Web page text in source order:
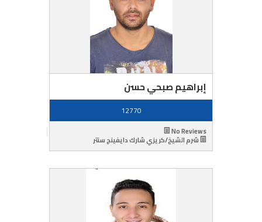
إبراهيم صبحي حسن
12770
No Reviews
شرم الشيخ/كريزي شارك دايفينج سنتر